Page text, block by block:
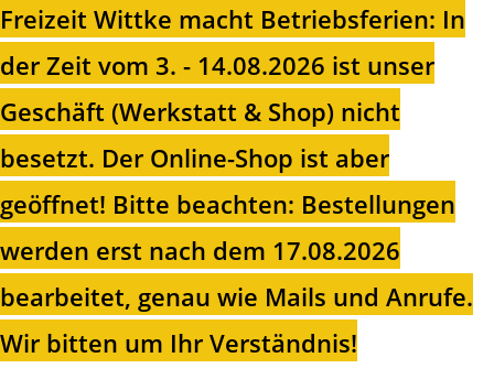
Freizeit Wittke macht Betriebsferien: In
der Zeit vom 3. - 14.08.2026 ist unser
Geschäft (Werkstatt & Shop) nicht
besetzt. Der Online-Shop ist aber
geöffnet! Bitte beachten: Bestellungen
werden erst nach dem 17.08.2026
bearbeitet, genau wie Mails und Anrufe.
Wir bitten um Ihr Verständnis!